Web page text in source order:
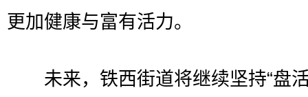
更加健康与富有活力。
未来，铁西街道将继续坚持“盘